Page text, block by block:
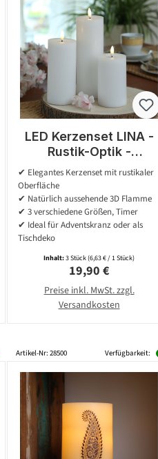
LED Kerzenset LINA -
Rustik-Optik -
Echtwachs - 3 Größen
- D: 7cm - Timer - weiß
- 3er Set
✔ Elegantes Kerzenset mit rustikaler
Oberfläche
✔ Natürlich aussehende 3D Flamme
✔ 3 verschiedene Größen, Timer
✔ Ideal für Adventskranz oder als
Tischdeko
Inhalt:3 Stück(6,63 € / 1 Stück)
Regulärer Preis:
19,90 €
Preise inkl. MwSt. zzgl.
Versandkosten
Artikel-Nr: 28500 Verfügbarkeit: